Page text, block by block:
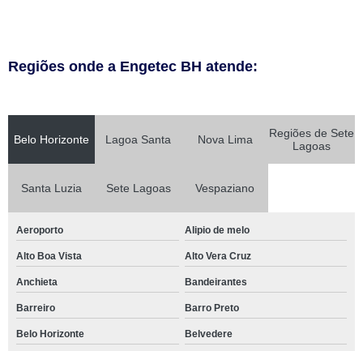
Regiões onde a Engetec BH atende:
Belo Horizonte Lagoa Santa Nova Lima
Regiões de Sete
Lagoas
Santa Luzia Sete Lagoas Vespaziano
Aeroporto Alipio de melo
Alto Boa Vista Alto Vera Cruz
Anchieta Bandeirantes
Barreiro Barro Preto
Belo Horizonte Belvedere